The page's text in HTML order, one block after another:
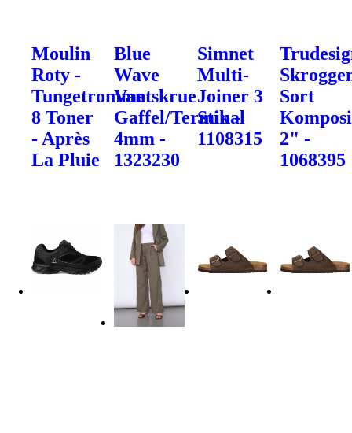
Moulin
Roty -
Tungetromme
8 Toner
- Après
La Pluie
Blue
Wave
Vantskrue
Gaffel/Terminal
4mm -
1323230
Simnet
Multi-
Joiner 3
Stik -
1108315
Sort
2" -
1068395